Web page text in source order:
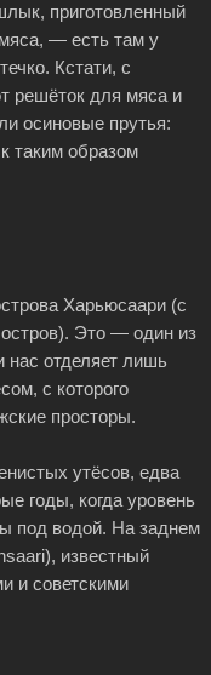
приготовленный
— есть там у
Кстати, с
решёток для мяса и
осиновые прутья:
таким образом
Харьюсаари (с
Это — один из
нас отделяет лишь
с которого
просторы.
утёсов, едва
годы, когда уровень
под водой. На заднем
известный
и советскими